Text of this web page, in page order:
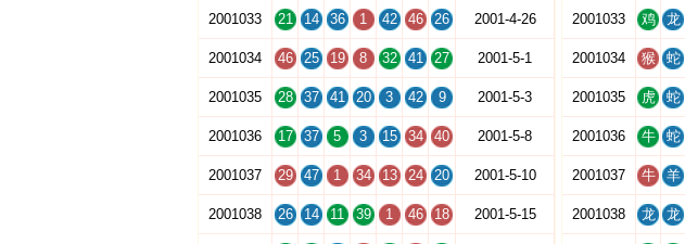
2001033 21 14 36 1 42 46 26 2001-4-26
2001034 46 25 19 8 32 41 27 2001-5-1
2001035 28 37 41 20 3 42 9 2001-5-3
2001036 17 37 5 3 15 34 40 2001-5-8
2001037 29 47 1 34 13 24 20 2001-5-10
2001038 26 14 11 39 1 46 18 2001-5-15
2001033 鸡 龙
2001034 猴 蛇
2001035 虎 蛇
2001036 牛 蛇
2001037 牛 羊
2001038 龙 龙